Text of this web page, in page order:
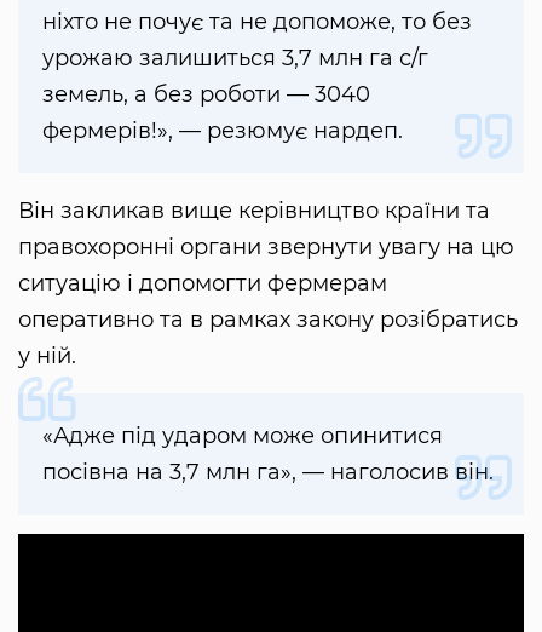
ніхто не почує та не допоможе, то без
урожаю залишиться 3,7 млн га с/г
земель, а без роботи — 3040
фермерів!», — резюмує нардеп.
Він закликав вище керівництво країни та
правохоронні органи звернути увагу на цю
ситуацію і допомогти фермерам
оперативно та в рамках закону розібратись
у ній.
«Адже під ударом може опинитися
посівна на 3,7 млн га», — наголосив він.